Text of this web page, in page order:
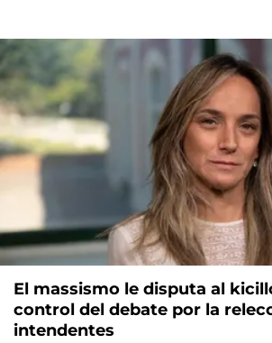
El massismo le disputa al
control del debate por la
intendentes